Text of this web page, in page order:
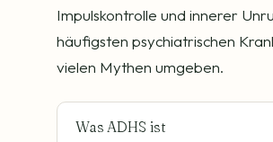
Impulskontrolle und innerer
häufigsten psychiatrischen
vielen Mythen umgeben.
Was ADHS ist